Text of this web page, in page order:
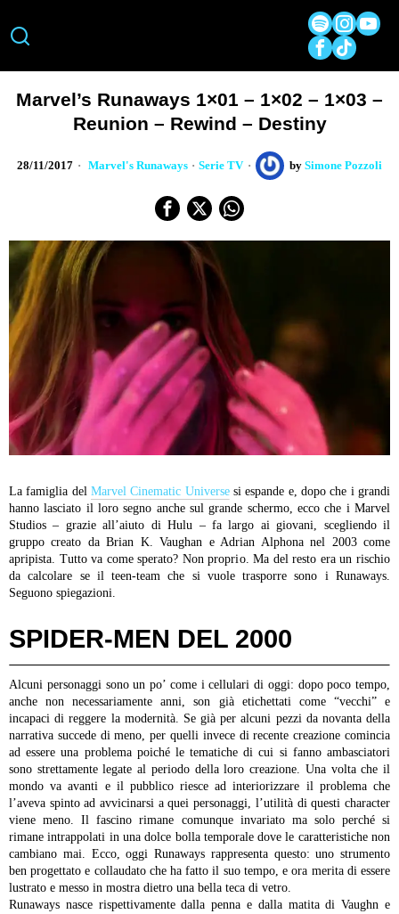
Marvel’s Runaways 1×01 – 1×02 – 1×03 –
Reunion – Rewind – Destiny
28/11/2017 Marvel's Runaways · Serie TV by Simone Pozzoli
La famiglia del Marvel Cinematic Universesi espande e, dopo che i grandi
hanno lasciato il loro segno anche sul grande schermo, ecco che i Marvel
Studios – grazie all’aiuto di Hulu – fa largo ai giovani, scegliendo il
gruppo creato da Brian K. Vaughan e Adrian Alphona nel 2003 come
apripista. Tutto va come sperato? Non proprio. Ma del resto era un rischio
da calcolare se il teen-team che si vuole trasporre sono i Runaways.
Seguono spiegazioni.
SPIDER-MEN DEL 2000
Alcuni personaggi sono un po’ come i cellulari di oggi: dopo poco tempo,
anche non necessariamente anni, son già etichettati come “vecchi” e
incapaci di reggere la modernità. Se già per alcuni pezzi da novanta della
narrativa succede di meno, per quelli invece di recente creazione comincia
ad essere una problema poiché le tematiche di cui si fanno ambasciatori
sono strettamente legate al periodo della loro creazione. Una volta che il
mondo va avanti e il pubblico riesce ad interiorizzare il problema che
l’aveva spinto ad avvicinarsi a quei personaggi, l’utilità di questi character
viene meno. Il fascino rimane comunque invariato ma solo perché si
rimane intrappolati in una dolce bolla temporale dove le caratteristiche non
cambiano mai. Ecco, oggi Runaways rappresenta questo: uno strumento
ben progettato e collaudato che ha fatto il suo tempo, e ora merita di essere
lustrato e messo in mostra dietro una bella teca di vetro.
Runaways nasce rispettivamente dalla penna e dalla matita di Vaughn e